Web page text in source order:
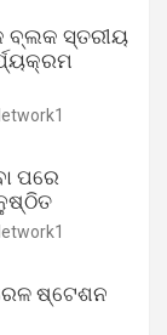
ବ୍ଲକ ସ୍ତରୀୟ
ପରେ
ଷ୍ଟେଶନ